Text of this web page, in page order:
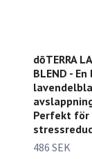
dōTERRA
BLEND -
Perfekt för
486 SEK